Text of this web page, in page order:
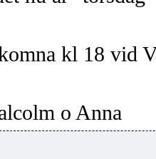
kl 18 vid
o Anna